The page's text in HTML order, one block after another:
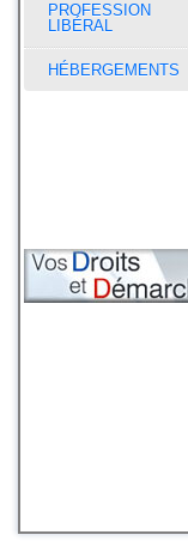
PROFESSION
LIBÉRAL
HÉBERGEMENTS